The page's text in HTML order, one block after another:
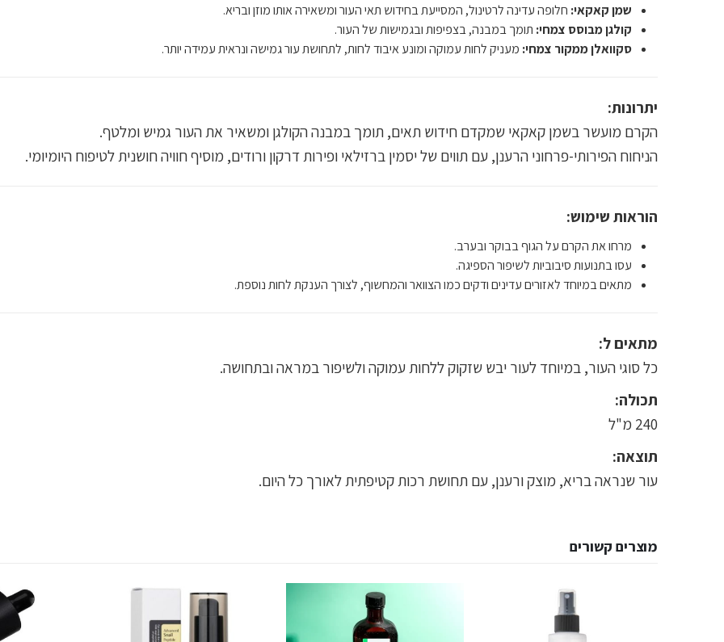
שמן קאקאי: חלופה עדינה לרטינול, המסייעת בחידוש תאי העור ומשאירה אותו מוזן ובריא.
קולגן מבוסס צמחי: תומך במבנה, בצפיפות ובגמישות של העור.
סקוואלן ממקור צמחי: מעניק לחות עמוקה ומונע איבוד לחות, לתחושת עור גמישה ונראית עמידה יותר.
יתרונות:
הקרם מועשר בשמן קאקאי שמקדם חידוש תאים, תומך במבנה הקולגן ומשאיר את העור גמיש ומלטף.
הניחוח הפירותי-פרחוני הרענן, עם תווים של יסמין ברזילאי ופירות דרקון ורודים, מוסיף חוויה חושנית לטיפוח היומיומי.
הוראות שימוש:
מרחו את הקרם על הגוף בבוקר ובערב.
עסו בתנועות סיבוביות לשיפור הספיגה.
מתאים במיוחד לאזורים עדינים ודקים כמו הצוואר והמחשוף, לצורך הענקת לחות נוספת.
מתאים ל:
כל סוגי העור, במיוחד לעור יבש שזקוק ללחות עמוקה ולשיפור במראה ובתחושה.
תכולה:
240 מ"ל
תוצאה:
עור שנראה בריא, מוצק ורענן, עם תחושת רכות קטיפתית לאורך כל היום.
מוצרים קשורים